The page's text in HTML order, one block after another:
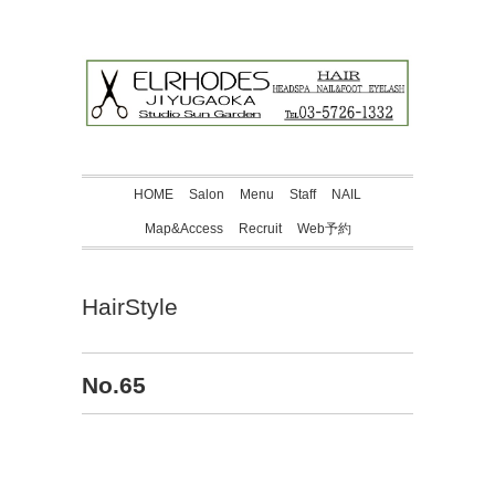
HOME Salon Menu Staff NAIL
Map&Access Recruit Web予約
HairStyle
No.65